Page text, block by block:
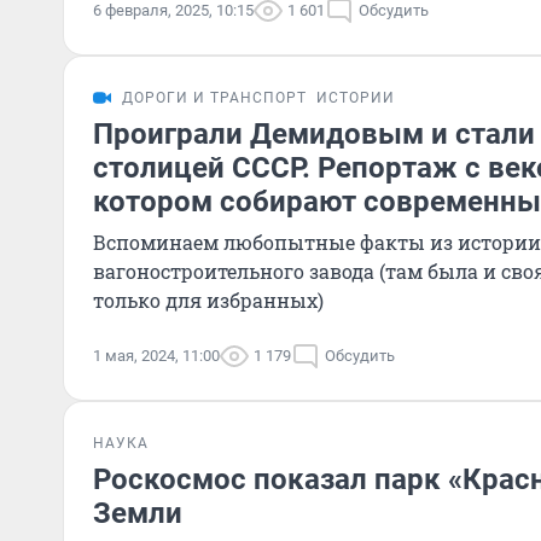
6 февраля, 2025, 10:15 1 601 Обсудить
ДОРОГИ И ТРАНСПОРТ ИСТОРИИ
Проиграли Демидовым и
столицей СССР. Репортаж с
котором собирают
Вспоминаем любопытные факты из истории
вагоностроительного завода (там была и
только для избранных)
1 мая, 2024, 11:00 1 179 Обсудить
НАУКА
Роскосмос показал парк
Земли